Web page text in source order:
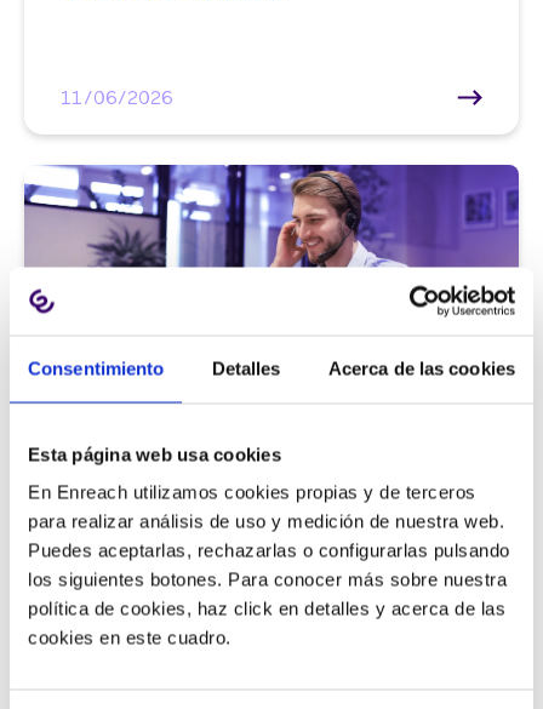
Consentimiento Detalles Acerca de las cookies
Esta página web usa cookies
En Enreach utilizamos cookies propias y de terceros
para realizar análisis de uso y medición de nuestra web.
Puedes aceptarlas, rechazarlas o configurarlas pulsando
los siguientes botones. Para conocer más sobre nuestra
política de cookies, haz click en detalles y acerca de las
cookies en este cuadro.
11/06/2026
9 métricas de call center para medir
la satisfacción del cliente
11/06/2026